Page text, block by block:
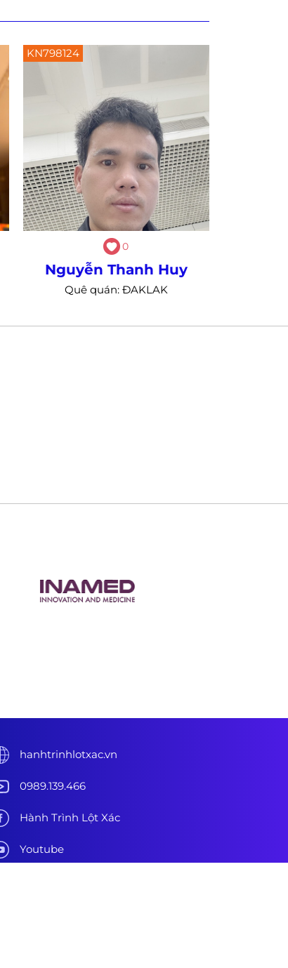
KN798124
0
Nguyễn Thanh Huy
Quê quán: ĐAKLAK
hanhtrinhlotxac.vn
0989.139.466
Hành Trình Lột Xác
Youtube